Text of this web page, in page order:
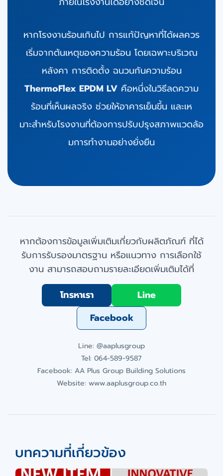
หากโรงงานร้อนเกินไป การแก้ปัญหาที่ได้ผลควร
เริ่มจากต้นเหตุของความร้อน โดยเฉพาะบริเวณ
หลังคา การติดตั้ง ฉนวนกันความร้อน
ThermoFlex EPDM LV คือหนึ่งในวิธีลดความ
ร้อนที่เห็นผลจริง ช่วยให้อาคารเย็นขึ้น และเห
มาะสําหรับโรงงานที่ต้องการปรับปรุงสภาพแวดล้อ
มการทํางานอย่างยั่งยืน
หากต้องการข้อมูลเพิ่มเติมเกี่ยวกับผลิตภัณฑ์ ที่ได้
รับการรับรองมาตรฐาน หรือแนวทาง การเลือกใช้
งาน สามารถสอบถามรายละเอียดเพิ่มเติมได้ที่
โทรหาเรา
Line
Facebook
Line: @aaplusgroup
Tel: 064-589-9587
Facebook: AA Plus Group Building Solutions
Website: www.aaplusgroup.co.th
บทความที่เกี่ยวข้อง